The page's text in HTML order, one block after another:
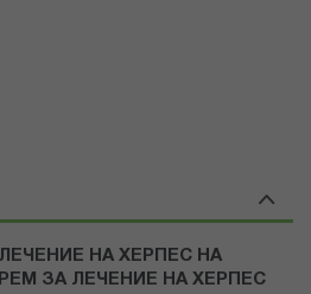
НА ХЕРПЕС НА
ЗА ЛЕЧЕНИЕ НА ХЕРПЕС